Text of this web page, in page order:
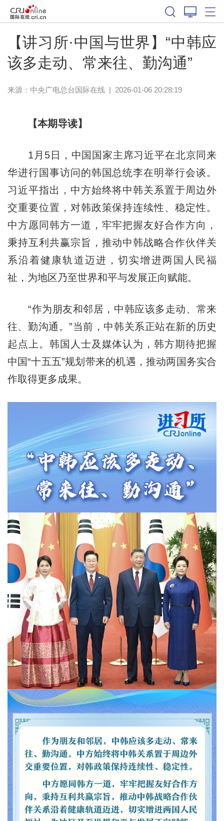
【讲习所·中国与世界】“中韩应
该多走动、常来往、勤沟通”
来源：中央广电总台国际在线| 2026-01-06 20:28:19
【本期导读】
1月5日，中国国家主席习近平在北京同来
华进行国事访问的韩国总统李在明举行会谈。
习近平指出，中方始终将中韩关系置于周边外
交重要位置，对韩政策保持连续性、稳定性。
中方愿同韩方一道，牢牢把握友好合作方向，
秉持互利共赢宗旨，推动中韩战略合作伙伴关
系沿着健康轨道迈进，切实增进两国人民福
祉，为地区乃至世界和平与发展正向赋能。
“作为朋友和邻居，中韩应该多走动、常来
往、勤沟通。”当前，中韩关系正站在新的历史
起点上。韩国人士及媒体认为，韩方期待把握
中国“十五五”规划带来的机遇，推动两国务实合
作取得更多成果。